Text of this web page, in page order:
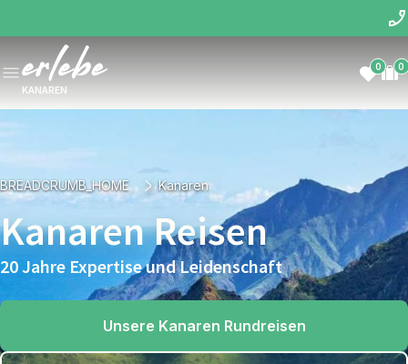
KANAREN
0 0
BREADCRUMB_HOME Kanaren
Kanaren Reisen
20 Jahre Expertise und Leidenschaft
Unsere Kanaren Rundreisen